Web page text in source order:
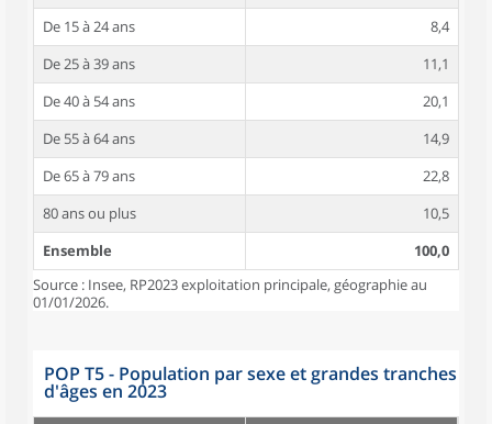
De 15 à 24 ans
8,4
De 25 à 39 ans
11,1
De 40 à 54 ans
20,1
De 55 à 64 ans
14,9
De 65 à 79 ans
22,8
80 ans ou plus
10,5
Ensemble
100,0
Source : Insee, RP2023 exploitation principale, géographie au
01/01/2026.
POP T5 - Population par sexe et grandes tranches
d'âges en 2023